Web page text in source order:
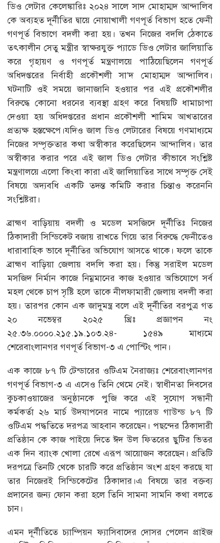
ডিও লেটার কেলেঙ্কারিঃ ২০২৪ সালে সাদ মোহাম্মদ আন্দালিব
কে অব্যহত দূর্নীতির দ্বায়ে নোয়াখালী গণপূর্ত বিভাগ হতে ফেনী
গণপূর্ত বিভাগে বদলী করা হয়। তখন নিজের বদলি ঠেকাতে
তৎকালীন সেতু মন্ত্রীর স্বাক্ষরযুক্ত প্যাডে ডিও লেটার জালিয়াতি
করে গৃহায়ণ ও গণপূর্ত মন্ত্রণালয়ে পাঠিয়েছিলেন গণপূর্ত
অধিদপ্তরের নির্বাহী প্রকৌশলী সা’দ মোহাম্মদ আন্দালিব।
ঘটনাটি ওই সময়ে জানাজানি হওয়ার পর এই প্রকৌশলীর
বিরুদ্ধে কোনো ধরনের ব্যবস্থা গ্রহণ করে বিষয়টি ধামাচাপা
দেওয়া হয় অধিদপ্তরের প্রধান প্রকৌশলী শামিম আখতারের
প্রত্যক্ষ হস্তক্ষেপে।যদিও জাল ডিও লেটারের বিষয়ে গণমাধ্যমে
নিজের সম্পৃক্ততার কথা অস্বীকার করেছিলেন আন্দালিব। তার
অস্বীকার করার পরে এই জাল ডিও লেটার কীভাবে সংশ্লিষ্ট
মন্ত্রণালয়ে এলো কিংবা কারা এই জালিয়াতির সাথে সম্পৃক্ত সেই
বিষয়ে অদ্যবধি একটি তদন্ত কমিটি করার চিন্তাও করেননি
সংশ্লিষ্টরা।
ব্রাহ্মণ বাড়িয়ায় বদলী ও মডেল মসজিদে দূর্নীতিঃ নিজের
ঠিকাদারী সিন্ডিকেট বজায় রাখতে গিয়ে তার বিরুদ্ধে ফেনীতেও
ধারাবাহিক ভাবে দূর্নীতির অভিযোগ আসতে থাকে। ফলে তাকে
ব্রাহ্মণ বাড়িয়া জেলায় বদলি করা হয়। কিন্তু সরাইল মডেল
মসজিদ নির্মান কাজে নিম্নমানের কাজ হওয়ার অভিযোগে সর্ব
মহল থেকে চাপ সৃষ্টি হলে তাকে নীলফামারী জেলায় বদলী করা
হয়। তারপর কোন এক জাদুমন্ত্র বলে এই দূর্নীতির বরপুত্র গত
২০ নভেম্বর ২০২৫ খ্রিঃ প্রজ্ঞাপন নং
২৫.৩৬.০০০০.২১৫.১৯.১০৩.২৪- ১৫৪৯ মাধ্যমে
শেরেবাংলানগর গণপূর্ত বিভাগ-৩ এ পোস্টিং পান।
এক কাজে ৮৭ টি টেন্ডারের ওটিএম নৈরাজ্যঃ শেরেবাংলানগর
গণপূর্ত বিভাগ-৩ এ এসেও তিনি থেমে নেই। স্বাধীনতা দিবসের
কুচকাওয়াজের অনুষ্ঠানকে পুজি করে এই সুযোগ সন্ধানী
কর্মকর্তা ২৬ মার্চ উদযাপনের নামে প্যারেড গাউন্ড ৮৭ টি
ওটিএম পদ্ধতিতে দরপত্র আহবান করেছেন। পছন্দের ঠিকাদারী
প্রতিষ্ঠান কে কাজ পাইয়ে দিতে ঈদ উল ফিতরের ছুটির ভিতর
এক দিন ব্যাংক খোলা রেখে এরূপ আয়োজন করেছেন। প্রতিটি
দরপত্রে তিনটি থেকে চারটি করে প্রতিষ্ঠান অংশ গ্রহণ করছে যা
তার নিজেরই সিন্ডিকেটের ঠিকাদার।এ বিষয়ে তার বক্তব্য
প্রদানের জন্য ফোন করা হলে তিনি সামনা সামনি কথা বলতে
চান।
এমন দূর্নীতিতে চ্যাম্পিয়ন ফ্যাসিবাদের দোসর পেলেন প্রাইজ